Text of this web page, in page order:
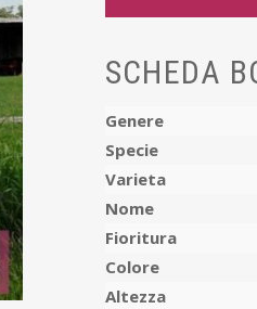
SCHEDA
Genere
Specie
Varieta
Nome
Fioritura
Colore
Altezza